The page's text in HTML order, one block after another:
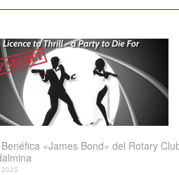
«James Bond» del Rotary